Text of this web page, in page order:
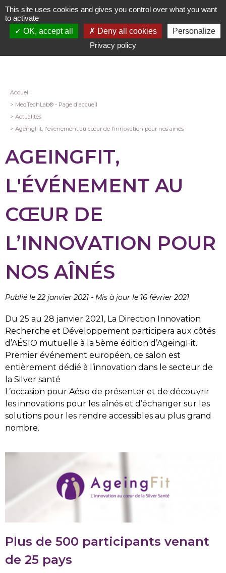
Aller
au
contenu
Fil
d'Ariane
Accueil
MedTechLab® - Page d'accueil
Actualités
AgeingFit, l'événement au cœur de l’innovation pour nos aînés
AGEINGFIT,
L'ÉVÉNEMENT AU
CŒUR DE
L’INNOVATION POUR
NOS AÎNÉS
Publié le 22 janvier 2021 - Mis à jour le 16 février 2021
Du 25 au 28 janvier 2021, La Direction Innovation
Recherche et Développement participera aux côtés
d’AÉSIO mutuelle à la 5ème édition d’AgeingFit.
Premier événement européen, ce salon est
entièrement dédié à l’innovation dans le secteur de
la Silver santé
L’occasion pour Aésio de présenter et de découvrir
les innovations pour les aînés et d’échanger sur les
solutions pour les rendre accessibles au plus grand
nombre.
Plus de 500 participants venant
de 25 pays
This site uses cookies and gives you control over what you want
to activate
OK, accept all
Deny all cookies
Personalize
Privacy policy